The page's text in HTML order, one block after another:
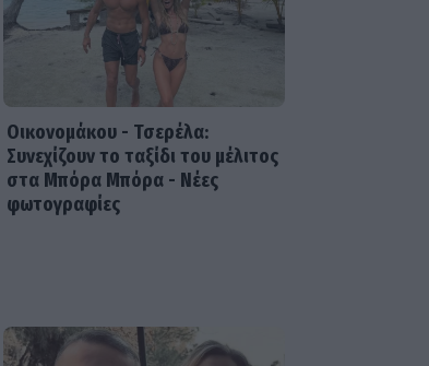
«Έχω τη
του
Γνωρίστε την
Ηλιάδη – Εκεί
πιο δυνατοί δεσμοί
περισσότερο
Οικονομάκου - Τσερέλα:
Συνεχίζουν το ταξίδι του μέλιτος
στα Μπόρα Μπόρα - Νέες
φωτογραφίες